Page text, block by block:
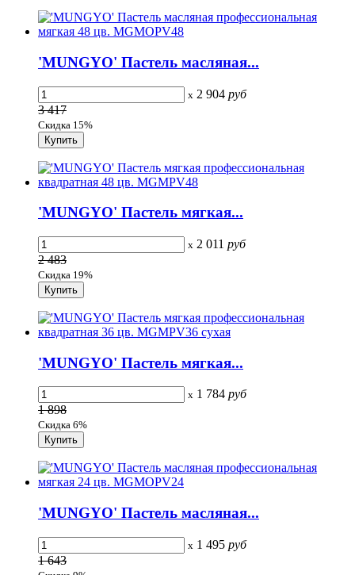
'MUNGYO' Пастель масляная...
x 2 904 руб
3 417
Скидка 15%
'MUNGYO' Пастель мягкая...
x 2 011 руб
2 483
Скидка 19%
'MUNGYO' Пастель мягкая...
x 1 784 руб
1 898
Скидка 6%
'MUNGYO' Пастель масляная...
x 1 495 руб
1 643